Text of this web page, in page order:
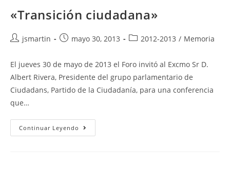
«Transición ciudadana»
Autor
la
entrada:
jsmartin
Publicación
entrada:
mayo 30, 2013
Categoría
entrada:
2012-2013 / Memoria
El jueves 30 de mayo de 2013 el Foro invitó al Excmo Sr D.
Albert Rivera, Presidente del grupo parlamentario de
Ciudadans, Partido de la Ciudadanía, para una conferencia
que…
Continuar Leyendo «Transición
Ciudadana»